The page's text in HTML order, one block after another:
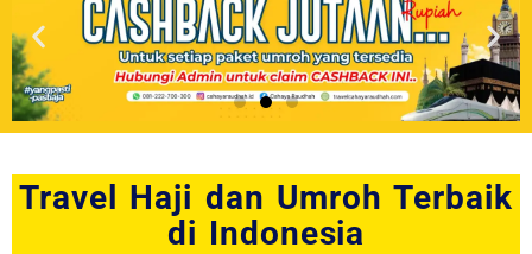
Travel Haji dan Umroh Terbaik
di Indonesia